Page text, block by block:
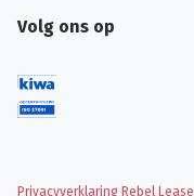
Volg ons op
Privacyverklaring Rebel Lease